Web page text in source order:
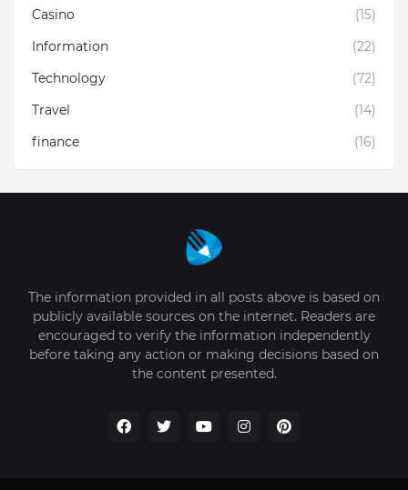
Casino
(15)
Information
(22)
Technology
(72)
Travel
(14)
finance
(16)
The information provided in all posts above is based on
publicly available sources on the internet. Readers are
encouraged to verify the information independently
before taking any action or making decisions based on
the content presented.